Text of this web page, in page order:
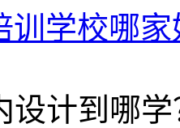
训学校哪家
设计到哪学